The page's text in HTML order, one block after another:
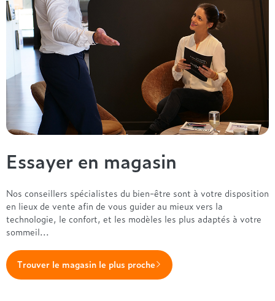
Essayer en magasin
Nos conseillers spécialistes du bien-être sont à votre disposition
en lieux de vente afin de vous guider au mieux vers la
technologie, le confort, et les modèles les plus adaptés à votre
sommeil...
Trouver le magasin le plus proche